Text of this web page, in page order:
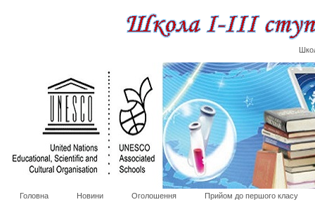
Головна Новини Оголошення
Прийом до першого класу